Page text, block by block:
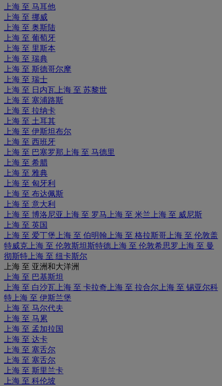
上海 至 马耳他
上海 至 挪威
上海 至 奥斯陆
上海 至 葡萄牙
上海 至 里斯本
上海 至 瑞典
上海 至 斯德哥尔摩
上海 至 瑞士
上海 至 日内瓦 上海 至 苏黎世
上海 至 塞浦路斯
上海 至 拉纳卡
上海 至 土耳其
上海 至 伊斯坦布尔
上海 至 西班牙
上海 至 巴塞罗那 上海 至 马德里
上海 至 希腊
上海 至 雅典
上海 至 匈牙利
上海 至 布达佩斯
上海 至 意大利
上海 至 博洛尼亚 上海 至 罗马 上海 至 米兰 上海 至 威尼斯
上海 至 英国
上海 至 爱丁堡 上海 至 伯明翰 上海 至 格拉斯哥 上海 至 伦敦盖
特威克 上海 至 伦敦斯坦斯特德 上海 至 伦敦希思罗 上海 至 曼
彻斯特 上海 至 纽卡斯尔
上海 至 亚洲和大洋洲
上海 至 巴基斯坦
上海 至 白沙瓦 上海 至 卡拉奇 上海 至 拉合尔 上海 至 锡亚尔科
特 上海 至 伊斯兰堡
上海 至 马尔代夫
上海 至 马累
上海 至 孟加拉国
上海 至 达卡
上海 至 塞舌尔
上海 至 塞舌尔
上海 至 斯里兰卡
上海 至 科伦坡